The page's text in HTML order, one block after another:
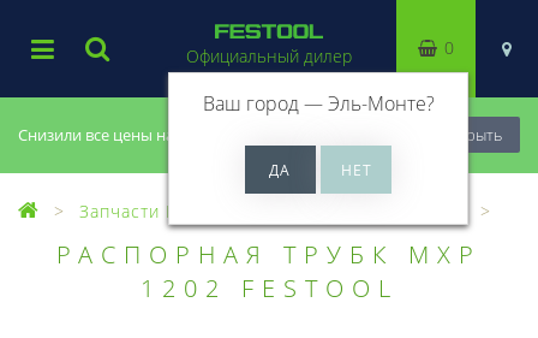
Снизили все цены на 20%, успей купить! Закрыть
Официальный дилер
Ваш город —Эль-Монте?
0
Запчасти Festool
РАСПОРНАЯ ТРУБК MXP
1202 FESTOOL